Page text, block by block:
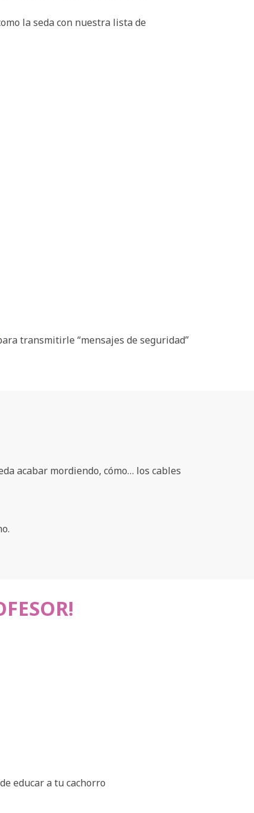
la seda con nuestra lista de
transmitirle “mensajes de seguridad”
acabar mordiendo, cómo… los cables
educar a tu cachorro